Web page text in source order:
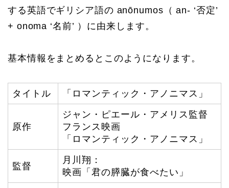
する英語でギリシア語の anōnumos（ an- ‘否定’
+ onoma ‘名前’ ）に由来します。
基本情報をまとめるとこのようになります。
タイトル 「ロマンティック・アノニマス」
原作
ジャン・ピエール・アメリス監督
フランス映画
「ロマンティック・アノニマス」
監督
月川翔：
映画「君の膵臓が食べたい」